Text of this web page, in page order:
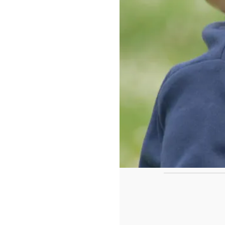
https://
Le casse tête de fin de